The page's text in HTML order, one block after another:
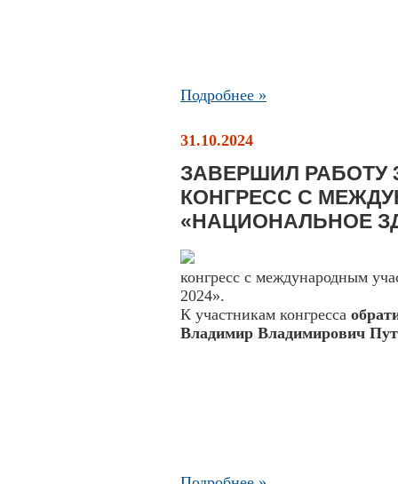
Подробнее »
31.10.2024
ЗАВЕРШИЛ
КОНГРЕСС С
«НАЦИОНАЛЬНОЕ
конгресс с международным
2024».
К участникам конгресса
Владимир Владимирович